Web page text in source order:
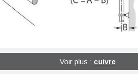
Voir plus : cuivre